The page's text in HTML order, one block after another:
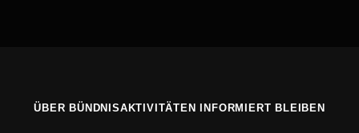
ÜBER BÜNDNISAKTIVITÄTEN INFORMIERT BLEIBEN